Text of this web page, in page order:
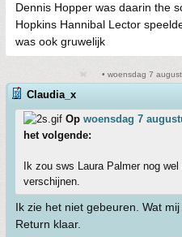
Dennis Hopper was daarin the
Hopkins Hannibal Lector
was ook gruwelijk
• woensdag 7
Claudia_x
Op woensdag 7
het volgende:
Ik zou sws Laura Palmer nog
verschijnen.
Ik zie het niet gebeuren. Wat
Return klaar.